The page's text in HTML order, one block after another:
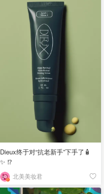
Dieux终于对“抗老新手”下手了🧴
✨ ⁉️
北美美妆君